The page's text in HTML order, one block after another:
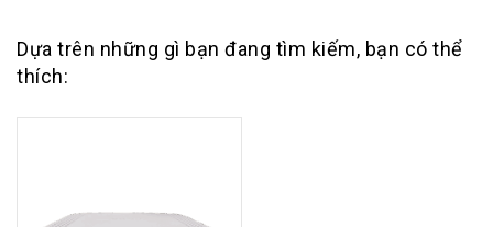
Dựa trên những gì bạn đang tìm kiếm, bạn có thể
thích: